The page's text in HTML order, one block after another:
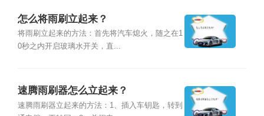
怎么将雨刷立起来？
将雨刷立起来的方法：首先将汽车熄火，随之在1
0秒之内开启玻璃水开关，直...
速腾雨刷器怎么立起来？
速腾雨刷器立起来的方法：1、插入车钥匙，转到